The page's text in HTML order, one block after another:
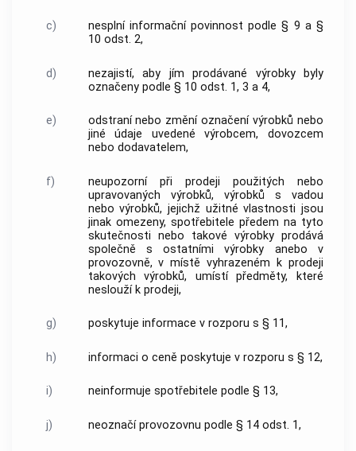
c)
nesplní informační povinnost podle § 9 a §
10 odst. 2,
d)
nezajistí, aby jím prodávané výrobky byly
označeny podle § 10 odst. 1, 3 a 4,
e)
odstraní nebo změní označení výrobků nebo
jiné údaje uvedené výrobcem, dovozcem
nebo dodavatelem,
f)
neupozorní při prodeji použitých nebo
upravovaných výrobků, výrobků s vadou
nebo výrobků, jejichž užitné vlastnosti jsou
jinak omezeny, spotřebitele předem na tyto
skutečnosti nebo takové výrobky prodává
společně s ostatními výrobky anebo v
provozovně, v místě vyhrazeném k prodeji
takových výrobků, umístí předměty, které
neslouží k prodeji,
g) poskytuje informace v rozporu s § 11,
h) informaci o ceně poskytuje v rozporu s § 12,
i) neinformuje spotřebitele podle § 13,
j) neoznačí provozovnu podle § 14 odst. 1,